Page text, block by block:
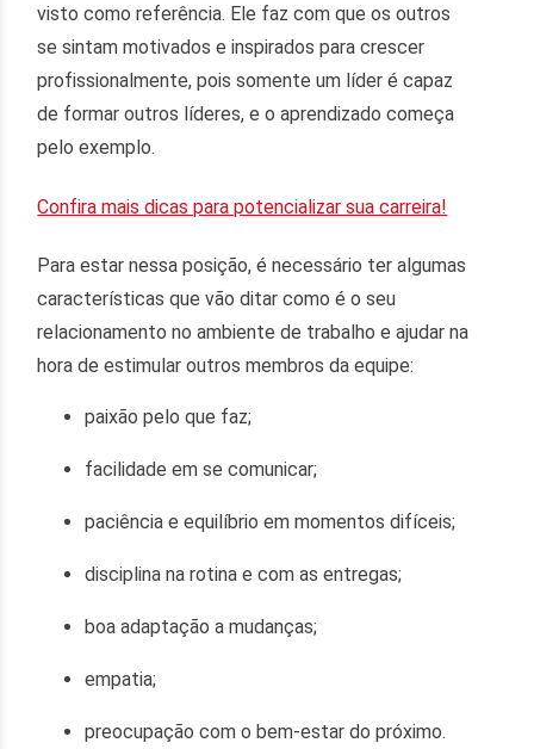
visto como referência. Ele faz com que os outros
se sintam motivados e inspirados para crescer
profissionalmente, pois somente um líder é capaz
de formar outros líderes, e o aprendizado começa
pelo exemplo.
Confira mais dicas para potencializar sua carreira!
Para estar nessa posição, é necessário ter algumas
características que vão ditar como é o seu
relacionamento no ambiente de trabalho e ajudar na
hora de estimular outros membros da equipe:
paixão pelo que faz;
facilidade em se comunicar;
paciência e equilíbrio em momentos difíceis;
disciplina na rotina e com as entregas;
boa adaptação a mudanças;
empatia;
preocupação com o bem-estar do próximo.